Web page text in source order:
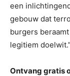
een
gebouw dat
burgers
legitiem doelwit.”
Ontvang gratis